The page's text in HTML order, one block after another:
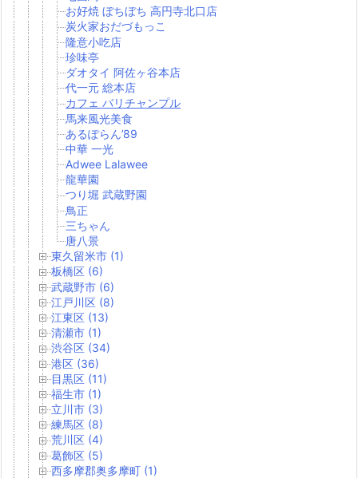
お好焼 ぼちぼち 高円寺北口店
炭火家おだづもっこ
隆意小吃店
珍味亭
ダオタイ 阿佐ヶ谷本店
代一元 総本店
カフェ バリチャンプル
馬来風光美食
あるぽらん’89
中華 一光
Adwee Lalawee
龍華園
つり堀 武蔵野園
鳥正
三ちゃん
唐八景
東久留米市 (1)
板橋区 (6)
武蔵野市 (6)
江戸川区 (8)
江東区 (13)
清瀬市 (1)
渋谷区 (34)
港区 (36)
目黒区 (11)
福生市 (1)
立川市 (3)
練馬区 (8)
荒川区 (4)
葛飾区 (5)
西多摩郡奥多摩町 (1)